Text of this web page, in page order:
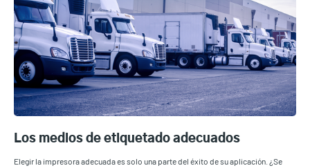
Los medios de etiquetado adecuados
Elegir la impresora adecuada es solo una parte del éxito de su aplicación. ¿Se